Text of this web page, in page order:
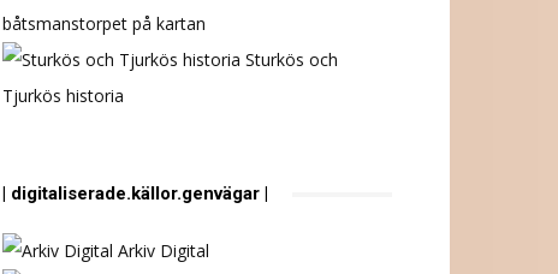
båtsmanstorpet på kartan
Sturkös och
Tjurkös historia
| digitaliserade.källor.genvägar |
Arkiv Digital